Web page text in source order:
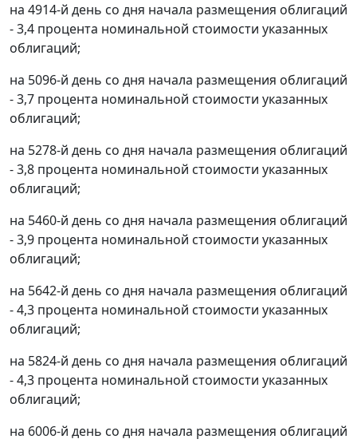
на 4914-й день со дня начала размещения облигаций
- 3,4 процента номинальной стоимости указанных
облигаций;
на 5096-й день со дня начала размещения облигаций
- 3,7 процента номинальной стоимости указанных
облигаций;
на 5278-й день со дня начала размещения облигаций
- 3,8 процента номинальной стоимости указанных
облигаций;
на 5460-й день со дня начала размещения облигаций
- 3,9 процента номинальной стоимости указанных
облигаций;
на 5642-й день со дня начала размещения облигаций
- 4,3 процента номинальной стоимости указанных
облигаций;
на 5824-й день со дня начала размещения облигаций
- 4,3 процента номинальной стоимости указанных
облигаций;
на 6006-й день со дня начала размещения облигаций